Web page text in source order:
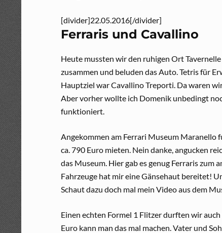
[divider]22.05.2016[/divider]
Ferraris und Cavallino
Heute mussten wir den ruhigen Ort
zusammen und beluden das Auto. Tetris für
Hauptziel war Cavallino Treporti. Da waren
Aber vorher wollte ich Domenik unbedingt
funktioniert.
Angekommen am Ferrari Museum Maranello
ca. 790 Euro mieten. Nein danke, angucken
das Museum. Hier gab es genug Ferraris zum
Fahrzeuge hat mir eine Gänsehaut bereitet!
Schaut dazu doch mal mein Video aus dem
Einen echten Formel 1 Flitzer durften wir
Euro kann man das mal machen. Vater und